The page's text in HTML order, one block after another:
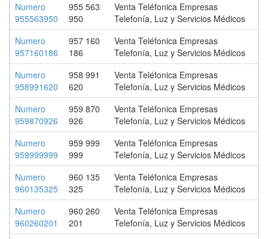
Numero
955563950
955 563
950
Venta Teléfonica Empresas
Telefonía, Luz y Servicios Médicos
Numero
957160186
957 160
186
Venta Teléfonica Empresas
Telefonía, Luz y Servicios Médicos
Numero
958991620
958 991
620
Venta Teléfonica Empresas
Telefonía, Luz y Servicios Médicos
Numero
959870926
959 870
926
Venta Teléfonica Empresas
Telefonía, Luz y Servicios Médicos
Numero
959999999
959 999
999
Venta Teléfonica Empresas
Telefonía, Luz y Servicios Médicos
Numero
960135325
960 135
325
Venta Teléfonica Empresas
Telefonía, Luz y Servicios Médicos
Numero
960260201
960 260
201
Venta Teléfonica Empresas
Telefonía, Luz y Servicios Médicos